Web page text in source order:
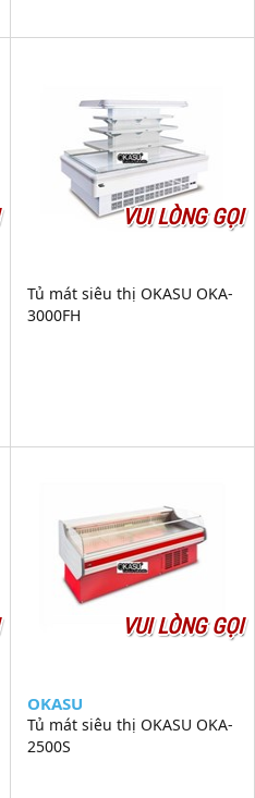
VUI LÒNG GỌI
Tủ mát siêu thị OKASU OKA-
3000FH
VUI LÒNG GỌI
OKASU
Tủ mát siêu thị OKASU OKA-
2500S